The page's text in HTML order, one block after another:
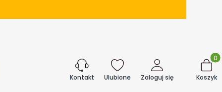
Kontakt Ulubione Zaloguj się Koszyk